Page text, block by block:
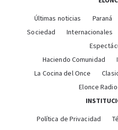
Últimas noticias Paraná
Sociedad
Internacionales
Haciendo Comunidad
La Cocina del Once
Elonce
Política de Privacidad